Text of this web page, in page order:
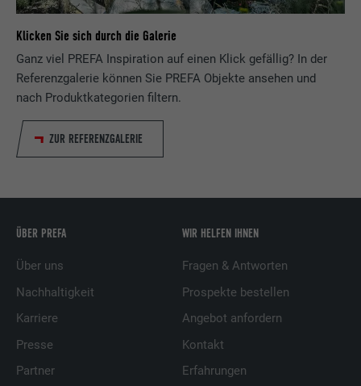
Klicken Sie sich durch die Galerie
Ganz viel PREFA Inspiration auf einen Klick gefällig? In der
Referenzgalerie können Sie PREFA Objekte ansehen und
nach Produktkategorien filtern.
ZUR REFERENZGALERIE
ÜBER PREFA
Über uns
Nachhaltigkeit
Karriere
Presse
Partner
WIR HELFEN IHNEN
Fragen & Antworten
Prospekte bestellen
Angebot anfordern
Kontakt
Erfahrungen